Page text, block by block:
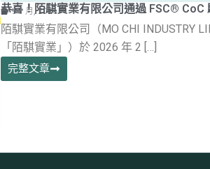
恭喜！陌騏實業有限公司通過 FSC® CoC
9 7 月, 2026
陌騏實業有限公司（MO CHI INDUSTRY
「陌騏實業」）於 2026 年 2 […]
完整文章